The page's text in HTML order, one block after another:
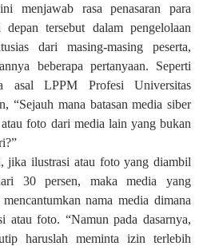
menjawab rasa penasaran para
tersebut dalam pengelolaan
dari masing-masing peserta,
beberapa pertanyaan. Seperti
asal LPPM Profesi Universitas
“Sejauh mana batasan media siber
foto dari media lain yang bukan
jika ilustrasi atau foto yang diambil
30 persen, maka media yang
nama media dimana
atau foto. “Namun pada dasarnya,
haruslah meminta izin terlebih